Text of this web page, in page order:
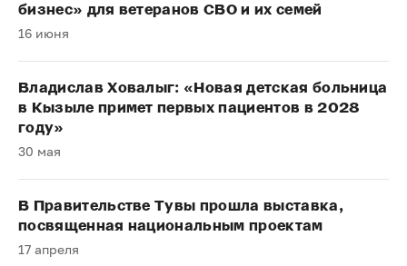
бизнес» для ветеранов СВО и их семей
16 июня
Владислав Ховалыг: «Новая детская больница
в Кызыле примет первых пациентов в 2028
году»
30 мая
В Правительстве Тувы прошла выставка,
посвященная национальным проектам
17 апреля